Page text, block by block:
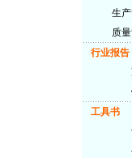
生
质
行业报告
工具书